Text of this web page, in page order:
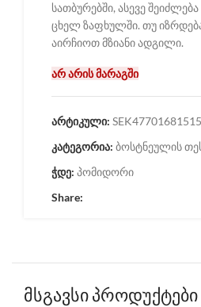
სათბურებში, ასევე
ცხელ ზაფხულში. თუ
აირჩიოთ მზიანი ადგილი.
არ არის მარაგში
არტიკული:
კატეგორია: ბოსტნეულის
ჭდე: პომიდორი
Share:
მსგავსი პროდუქტები